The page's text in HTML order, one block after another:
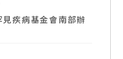
見疾病基金會南部辦